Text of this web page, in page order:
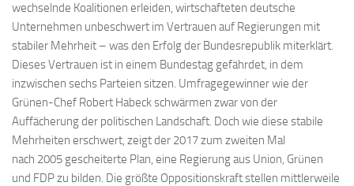
wechselnde Koalitionen erleiden, wirtschafteten deutsche
Unternehmen unbeschwert im Vertrauen auf Regierungen mit
stabiler Mehrheit – was den Erfolg der Bundesrepublik miterklärt.
Dieses Vertrauen ist in einem Bundestag gefährdet, in dem
inzwischen sechs Parteien sitzen. Umfragegewinner wie der
Grünen-Chef Robert Habeck schwärmen zwar von der
Auffächerung der politischen Landschaft. Doch wie diese stabile
Mehrheiten erschwert, zeigt der 2017 zum zweiten Mal
nach 2005 gescheiterte Plan, eine Regierung aus Union, Grünen
und FDP zu bilden. Die größte Oppositionskraft stellen mittlerweile